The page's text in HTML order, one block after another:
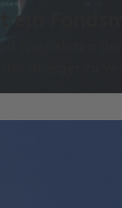
ein
Spezialisten